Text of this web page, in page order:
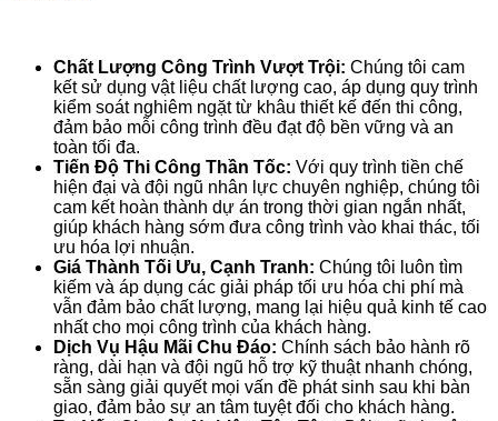
Chất Lượng Công Trình Vượt Trội: Chúng tôi cam
kết sử dụng vật liệu chất lượng cao, áp dụng quy trình
kiểm soát nghiêm ngặt từ khâu thiết kế đến thi công,
đảm bảo mỗi công trình đều đạt độ bền vững và an
toàn tối đa.
Tiến Độ Thi Công Thần Tốc: Với quy trình tiền chế
hiện đại và đội ngũ nhân lực chuyên nghiệp, chúng tôi
cam kết hoàn thành dự án trong thời gian ngắn nhất,
giúp khách hàng sớm đưa công trình vào khai thác, tối
ưu hóa lợi nhuận.
Giá Thành Tối Ưu, Cạnh Tranh: Chúng tôi luôn tìm
kiếm và áp dụng các giải pháp tối ưu hóa chi phí mà
vẫn đảm bảo chất lượng, mang lại hiệu quả kinh tế cao
nhất cho mọi công trình của khách hàng.
Dịch Vụ Hậu Mãi Chu Đáo: Chính sách bảo hành rõ
ràng, dài hạn và đội ngũ hỗ trợ kỹ thuật nhanh chóng,
sẵn sàng giải quyết mọi vấn đề phát sinh sau khi bàn
giao, đảm bảo sự an tâm tuyệt đối cho khách hàng.